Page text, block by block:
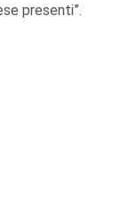
presenti”.